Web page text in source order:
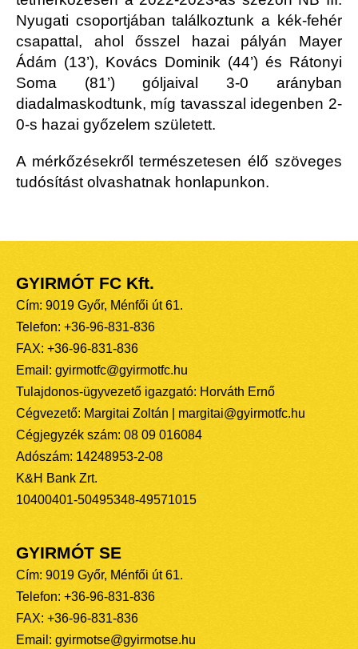
Nyugati csoportjában találkoztunk a kék-fehér
csapattal, ahol ősszel hazai pályán Mayer
Ádám (13’), Kovács Dominik (44’) és Rátonyi
Soma (81’) góljaival 3-0 arányban
diadalmaskodtunk, míg tavasszal idegenben 2-
0-s hazai győzelem született.
A mérkőzésekről természetesen élő szöveges
tudósítást olvashatnak honlapunkon.
GYIRMÓT FC Kft.
Cím: 9019 Győr, Ménfői út 61.
Telefon: +36-96-831-836
FAX: +36-96-831-836
Email: gyirmotfc@gyirmotfc.hu
Tulajdonos-ügyvezető igazgató: Horváth Ernő
Cégvezető: Margitai Zoltán | margitai@gyirmotfc.hu
Cégjegyzék szám: 08 09 016084
Adószám: 14248953-2-08
K&H Bank Zrt.
10400401-50495348-49571015
GYIRMÓT SE
Cím: 9019 Győr, Ménfői út 61.
Telefon: +36-96-831-836
FAX: +36-96-831-836
Email: gyirmotse@gyirmotse.hu